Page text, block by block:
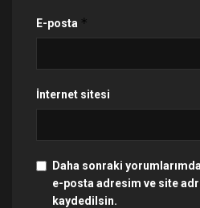
E-posta *
İnternet sitesi
Daha sonraki
e-posta adresim ve site
kaydedilsin.